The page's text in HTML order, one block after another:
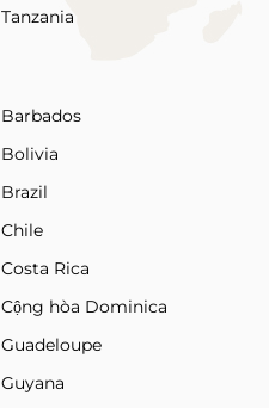
Tanzania
Barbados
Bolivia
Brazil
Chile
Costa Rica
Cộng hòa Dominica
Guadeloupe
Guyana